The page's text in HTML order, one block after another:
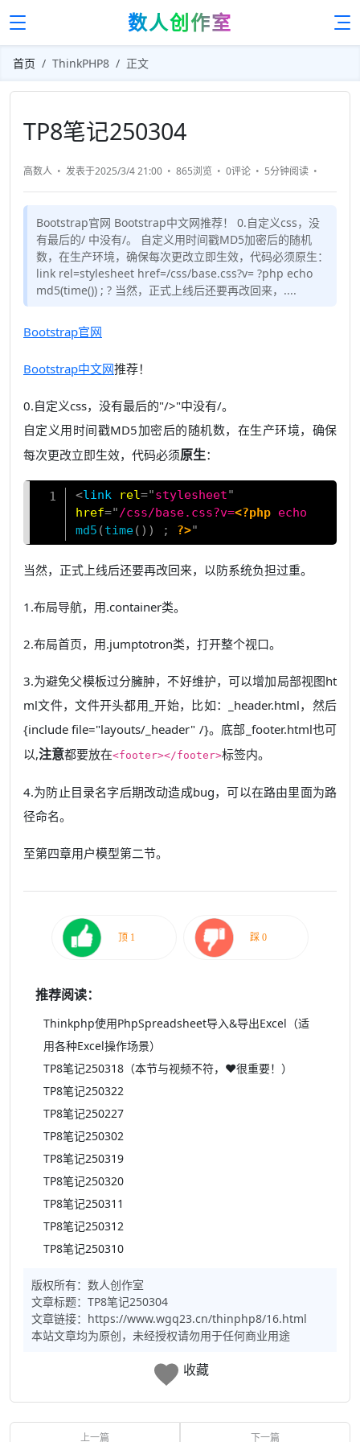
数人创作室
首页 ThinkPHP8 正文
TP8笔记250304
高数人 发表于2025/3/4 21:00 865浏览 0评论 5分钟阅读
Bootstrap官网 Bootstrap中文网推荐！ 0.自定义css，没
有最后的/ 中没有/。 自定义用时间戳MD5加密后的随机
数，在生产环境，确保每次更改立即生效，代码必须原生：
link rel=stylesheet href=/css/base.css?v= ?php echo
md5(time()) ; ? 当然，正式上线后还要再改回来，....
Bootstrap官网
Bootstrap中文网推荐！
0.自定义css，没有最后的"/>"中没有/。
自定义用时间戳MD5加密后的随机数，在生产环境，确保
每次更改立即生效，代码必须原生：
<link rel="stylesheet"
href="/css/base.css?v=<?php echo
md5 (time( ) ) ; ?>"
当然，正式上线后还要再改回来，以防系统负担过重。
1.布局导航，用.container类。
2.布局首页，用.jumptotron类，打开整个视口。
3.为避免父模板过分臃肿，不好维护，可以增加局部视图ht
ml文件，文件开头都用_开始，比如：_header.html，然后
{include file="layouts/_header" /}。底部_footer.html也可
以,注意都要放在<footer></footer>标签内。
4.为防止目录名字后期改动造成bug，可以在路由里面为路
径命名。
至第四章用户模型第二节。
推荐阅读：
Thinkphp使用PhpSpreadsheet导入&导出Excel（适
用各种Excel操作场景）
TP8笔记250318（本节与视频不符，❤很重要！）
TP8笔记250322
TP8笔记250227
TP8笔记250302
TP8笔记250319
TP8笔记250320
TP8笔记250311
TP8笔记250312
TP8笔记250310
版权所有： 数人创作室
文章标题： TP8笔记250304
文章链接：https://www.wgq23.cn/thinphp8/16.html
本站文章均为原创，未经授权请勿用于任何商业用途
收藏